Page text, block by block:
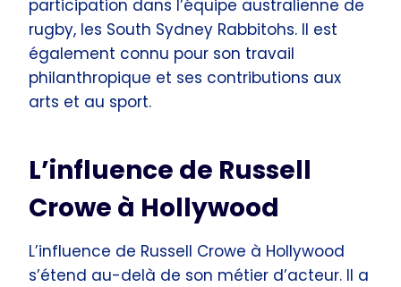
participation dans l’équipe australienne de
rugby, les South Sydney Rabbitohs. Il est
également connu pour son travail
philanthropique et ses contributions aux
arts et au sport.
L’influence de Russell
Crowe à Hollywood
L’influence de Russell Crowe à Hollywood
s’étend au-delà de son métier d’acteur. Il a